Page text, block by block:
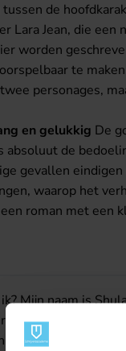
de
Lara Jean, die
worden
te
personages,
en gelukkig De
absoluut de
gevallen
waarop het
roman met een
Mijn naam is
schrijft en zo
Fantasy genre,